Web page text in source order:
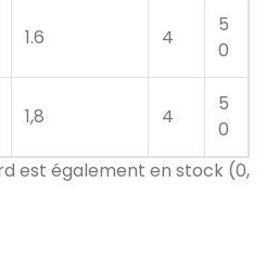
1.6 4
5
0
1,8 4
5
0
est également en stock (0,